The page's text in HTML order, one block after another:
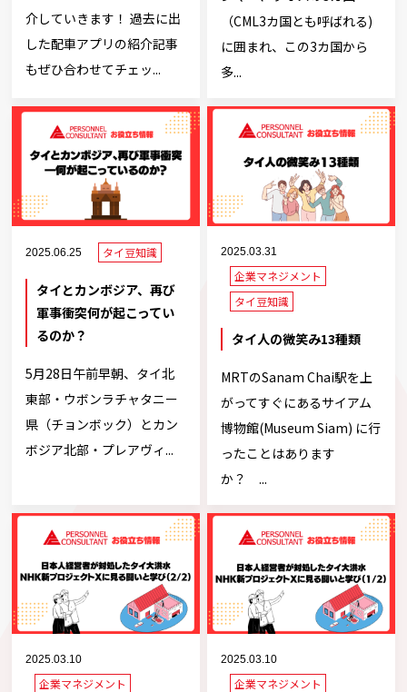
介していきます！ 過去に出
した配車アプリの紹介記事
もぜひ合わせてチェッ...
（CML3カ国とも呼ばれる)
に囲まれ、この3カ国から
多...
2025.06.25 タイ豆知識
タイとカンボジア、再び
軍事衝突――何が起こってい
るのか？
5月28日午前早朝、タイ北
東部・ウボンラチャタニー
県（チョンボック）とカン
ボジア北部・プレアヴィ...
2025.03.31
企業マネジメント
タイ豆知識
タイ人の微笑み13種類
MRTのSanam Chai駅を上
がってすぐにあるサイアム
博物館(Museum Siam) に行
ったことはあります
か？ ...
2025.03.10
企業マネジメント
2025.03.10
企業マネジメント